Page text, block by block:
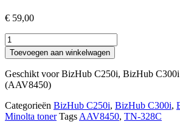
€ 59,00
Konica
Minolta
TN-
328C
AAV8450
Toner
Cyaan
(C)
Toevoegen aan winkelwagen
Geschikt voor BizHub C250i, BizHub
(AAV8450)
Categorieën BizHub C250i, BizHub C300i,
Minolta toner Tags AAV8450, TN-328C